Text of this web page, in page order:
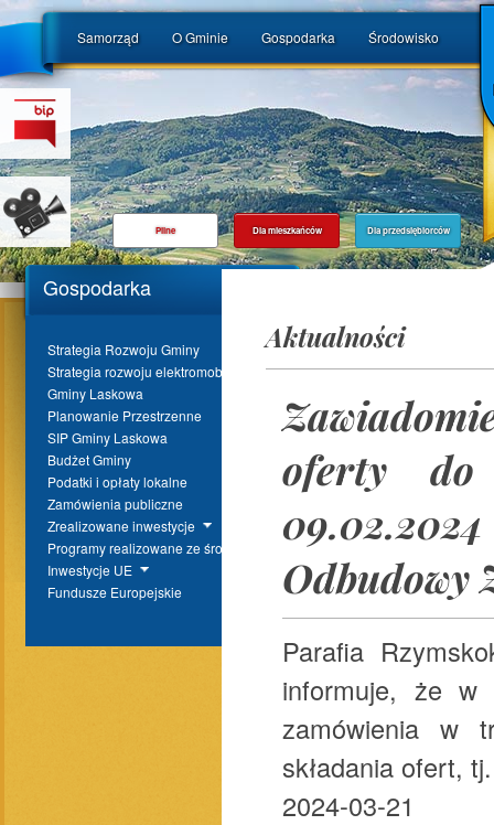
Samorząd O Gminie Gospodarka Środowisko
Pilne Dla mieszkańców Dla przedsiębiorców
Gospodarka
Strategia Rozwoju Gminy
Strategia rozwoju elektromobilności
Gminy Laskowa
Planowanie Przestrzenne
SIP Gminy Laskowa
Budżet Gminy
Podatki i opłaty lokalne
Zamówienia publiczne
Zrealizowane inwestycje
Programy realizowane ze środków BP
Inwestycje UE
Fundusze Europejskie
Aktualności
oferty do
Odbudowy
Parafia
informuje, że w
zamówienia w
składania ofert,
2024-03-21